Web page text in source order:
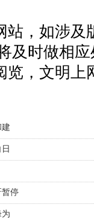
站，如涉及
及时做相
览，文明上
暂停